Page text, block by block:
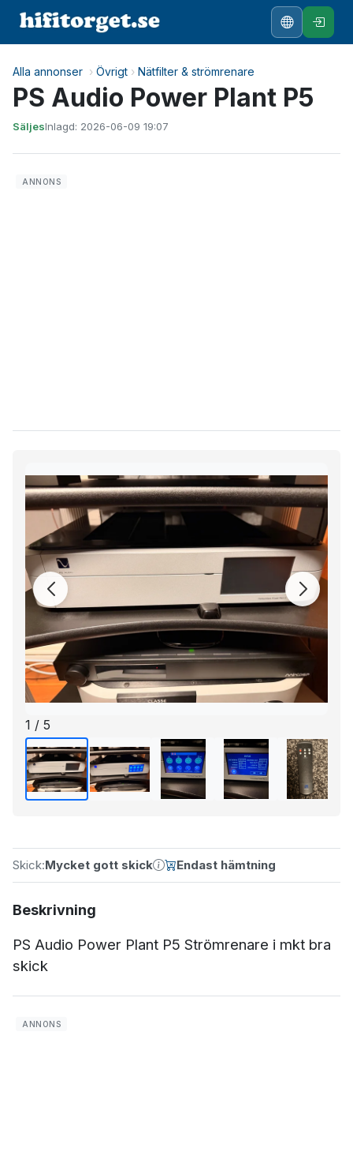
Alla annonser › Övrigt › Nätfilter & strömrenare
PS Audio Power Plant P5
SäljesInlagd: 2026-06-09 19:07
1 / 5
Skick:Mycket gott skick Endast hämtning
Beskrivning
PS Audio Power Plant P5 Strömrenare i mkt bra
skick